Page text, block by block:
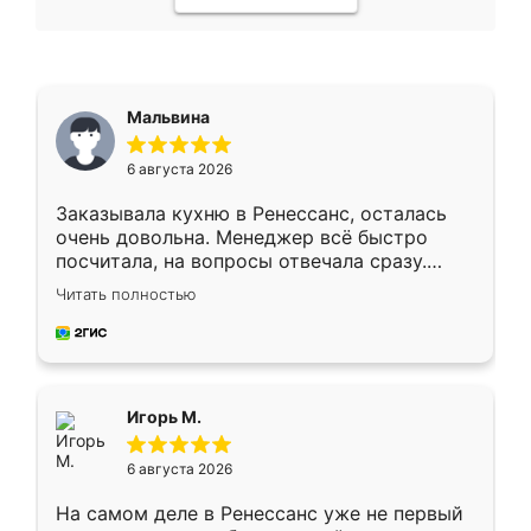
Мальвина
6 августа 2026
Заказывала кухню в Ренессанс, осталась
очень довольна. Менеджер всё быстро
посчитала, на вопросы отвечала сразу.
Замерщик приехал в субботу, подошёл к
делу со всей ответственностью. Собрали
за день, ребята работали аккуратно, даже
Читать полностью
Игорь М.
6 августа 2026
На самом деле в Ренессанс уже не первый